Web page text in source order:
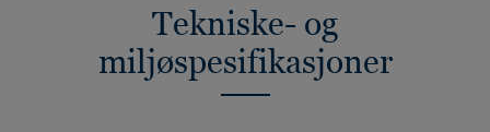
Tekniske- og
miljøspesifikasjoner